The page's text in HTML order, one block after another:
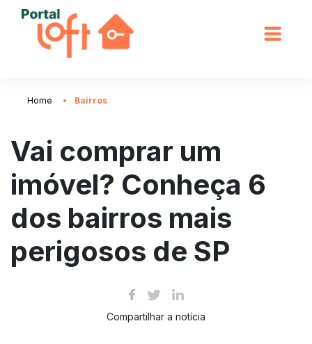
Home Bairros
Vai comprar um
imóvel? Conheça 6
dos bairros mais
perigosos de SP
Compartilhar a notícia